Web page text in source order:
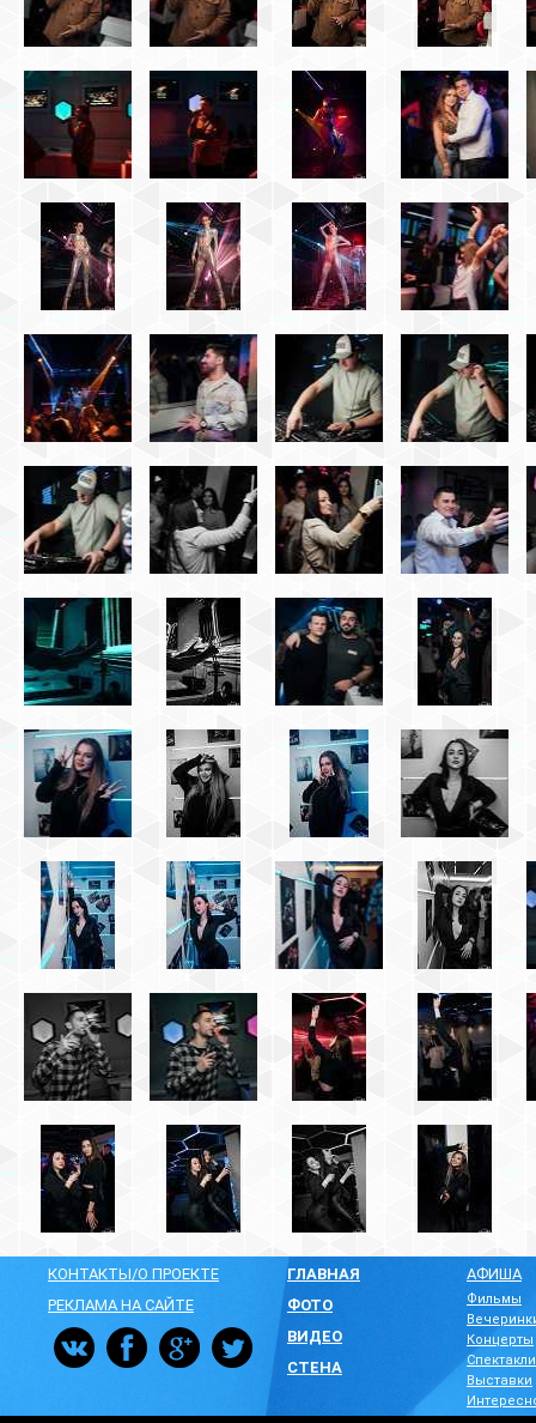
КОНТАКТЫ/О ПРОЕКТЕ
РЕКЛАМА НА САЙТЕ
ГЛАВНАЯ
ФОТО
ВИДЕО
СТЕНА
АФИША
Фильмы
Концерты
Спектакли
Выставки